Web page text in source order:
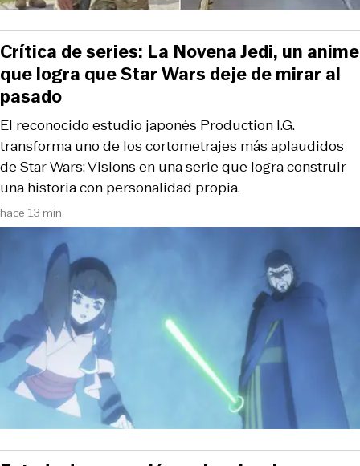
hace 13 min
El reconocido estudio japonés Production I.G.
transforma uno de los cortometrajes más aplaudidos
de Star Wars: Visions en una serie que logra construir
una historia con personalidad propia.
Crítica de series: La Novena Jedi, un anime
que logra que Star Wars deje de mirar al
pasado